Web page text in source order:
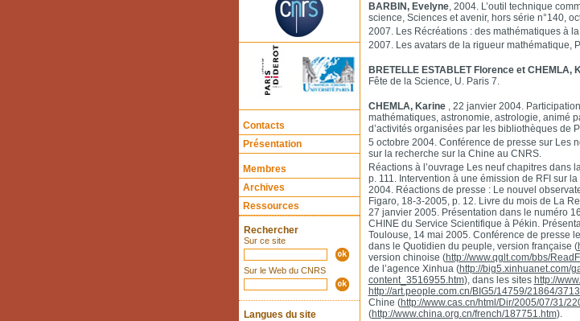
Contacts
Présentation
Membres
Archives
Ressources
Rechercher
Sur ce site
Sur le Web du CNRS
Langues du site
BARBIN, Evelyne, 2004. L’outil technique
science, Sciences et avenir, hors série n°140,
2007. Les Récréations : des mathématiques à
2007. Les avatars de la rigueur mathématique,
BRETELLE ESTABLET Florence et CHEMLA,
Fête de la Science, U. Paris 7.
CHEMLA, Karine, 22 janvier 2004.
mathématiques, astronomie, astrologie, animé
d’activités organisées par les bibliothèques de
5 octobre 2004. Conférence de presse sur Les
sur la recherche sur la Chine au CNRS.
Réactions à l’ouvrage Les neuf chapitres dans
p. 111. Intervention à une émission de RFI sur
2004. Réactions de presse : Le nouvel
Figaro, 18-3-2005, p. 12. Livre du mois de La
27 janvier 2005. Présentation dans le numéro
CHINE du Service Scientifique à Pékin.
Toulouse, 14 mai 2005. Conférence de presse
dans le Quotidien du peuple, version française (
version chinoise (http://www.qglt.com/bbs/
de l’agence Xinhua (http://big5.xinhuanet.com/
content_3516955.htm), dans les sites http://
http://art.people.com.cn/BIG5/14759/21864/
Chine (http://www.cas.cn/html/Dir/2005/07/31/
(http://www.china.org.cn/french/187751.htm).